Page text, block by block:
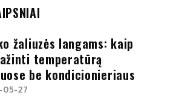
žaliuzės langams: kaip
temperatūrą
be kondicionieriaus
05-27